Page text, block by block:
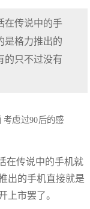
在传说中的手
是格力推出的
的只不过没有
在传说中的手机就
出的手机直接就是
上市罢了。